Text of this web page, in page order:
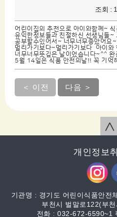
조회 :
어린이집의 추천으로 아이와함께~
유익한정보들과 친절하신 선생님들~
공부할수있어서~ 너무너무좋았어요~
멀리가기보다~멀리가기보다 아이와
너무너무뜻깊은 날이었습니다~^^
5월 14일은 식품 안전의날!! 꼭 기억
＜ 이전 다음 ＞
개인정보
기관명 : 경기도 어린이식품안전
부천시 벌말로122(부
전화 : 032-672-6590~1
∧